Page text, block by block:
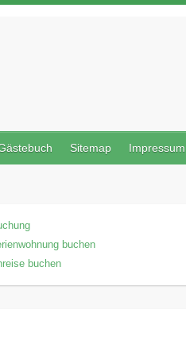
Sitemap Impressum
buchen
buchen